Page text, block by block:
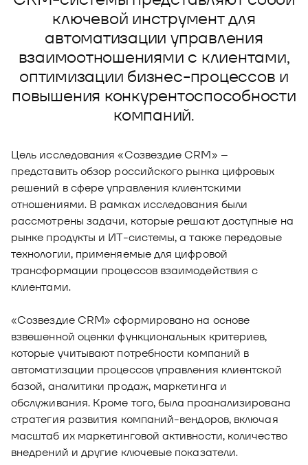
Блог
Видео и аудио
Документы
Юнион - решение для автоматизации
рекрутмента
О решении
Кейсы клиентов
Новости и публикации
Пилотный проект
Документы
Оазис - платформа для автоматизации
управления рисками
ключевой инструмент для
автоматизации управления
взаимоотношениями с клиентами,
оптимизации бизнес-процессов и
повышения конкурентоспособности
компаний.
Цель исследования «Созвездие CRM» –
представить обзор российского рынка цифровых
решений в сфере управления клиентскими
отношениями. В рамках исследования были
рассмотрены задачи, которые решают доступные на
рынке продукты и ИТ-системы, а также передовые
технологии, применяемые для цифровой
трансформации процессов взаимодействия с
клиентами.
«Созвездие CRM» сформировано на основе
взвешенной оценки функциональных критериев,
которые учитывают потребности компаний в
автоматизации процессов управления клиентской
базой, аналитики продаж, маркетинга и
обслуживания. Кроме того, была проанализирована
стратегия развития компаний-вендоров, включая
масштаб их маркетинговой активности, количество
внедрений и другие ключевые показатели.